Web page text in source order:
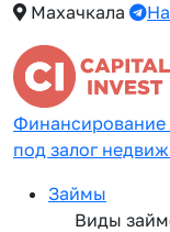
Махачкала
Финансирование
под залог
Займы
Виды